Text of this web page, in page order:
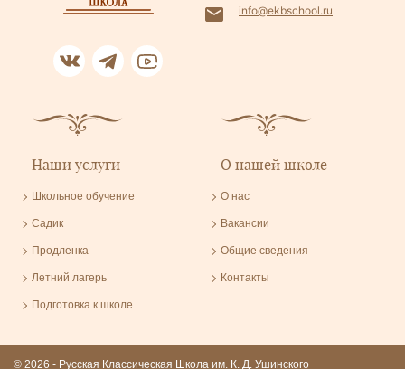
info@ekbschool.ru
Наши услуги
Школьное обучение
Садик
Продленка
Летний лагерь
Подготовка к школе
О нашей школе
О нас
Вакансии
Общие сведения
Контакты
© 2026 - Русская Классическая Школа им. К. Д. Ушинского